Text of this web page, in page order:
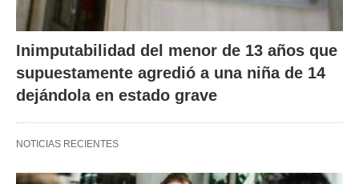
Inimputabilidad del menor de 13 años que
supuestamente agredió a una niña de 14
dejándola en estado grave
NOTICIAS RECIENTES